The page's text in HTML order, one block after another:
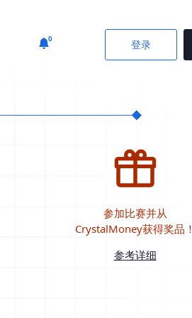
0 登录
参加比赛并从
CrystalMoney获得奖品！
参考详细